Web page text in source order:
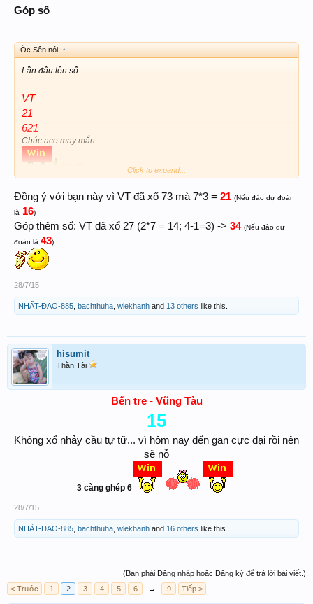
Góp số
Ốc Sên nói: ↑
Lần đầu lên số
VT
21
621
Chúc ace may mắn
Click to expand...
Đồng ý với bạn này vì VT đã xổ 73 mà 7*3 = 21 (Nếu đảo dự đoán
là 16)
Góp thêm số: VT đã xổ 27 (2*7 = 14; 4-1=3) -> 34 (Nếu đảo dự
đoán là 43)
28/7/15
NHẤT-ĐAO-885 bachthuha wlekhanh and 13 others like this.
hisumit
Thần Tài
Bến tre - Vũng Tàu
15
Không xổ nhảy cầu tự tữ... vì hôm nay đến gan cực đại rồi nên
sẽ nỗ
3 càng ghép 6
28/7/15
NHẤT-ĐAO-885 bachthuha wlekhanh and 16 others like this.
(Bạn phải Đăng nhập hoặc Đăng ký để trả lời bài viết.)
< Trước
1 2 3 4 5 6 → 9 Tiếp >